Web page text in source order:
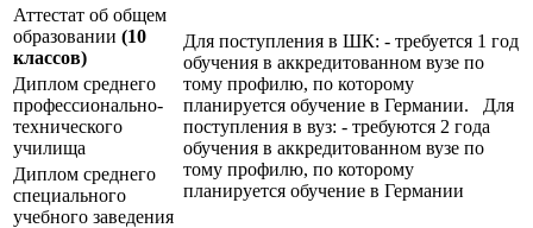
Аттестат об общем
образовании (10
классов)
Для поступления в ШК: - требуется 1 год
обучения в аккредитованном вузе по
тому профилю, по которому
планируется обучение в Германии. Для
поступления в вуз: - требуются 2 года
обучения в аккредитованном вузе по
тому профилю, по которому
планируется обучение в Германии
Диплом среднего
профессионально-
технического
училища
Диплом среднего
специального
учебного заведения